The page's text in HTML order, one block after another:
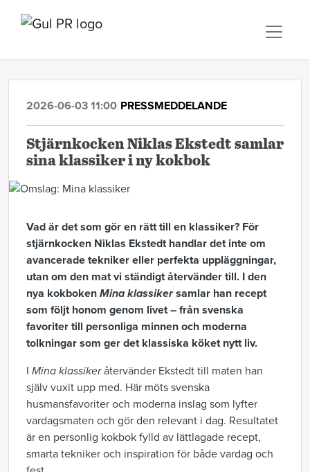
2026-06-03 11:00 PRESSMEDDELANDE
Stjärnkocken Niklas Ekstedt samlar
sina klassiker i ny kokbok
Vad är det som gör en rätt till en klassiker? För
stjärnkocken Niklas Ekstedt handlar det inte om
avancerade tekniker eller perfekta uppläggningar,
utan om den mat vi ständigt återvänder till. I den
nya kokboken Mina klassikersamlar han recept
som följt honom genom livet – från svenska
favoriter till personliga minnen och moderna
tolkningar som ger det klassiska köket nytt liv.
I Mina klassikeråtervänder Ekstedt till maten han
själv vuxit upp med. Här möts svenska
husmansfavoriter och moderna inslag som lyfter
vardagsmaten och gör den relevant i dag. Resultatet
är en personlig kokbok fylld av lättlagade recept,
smarta tekniker och inspiration för både vardag och